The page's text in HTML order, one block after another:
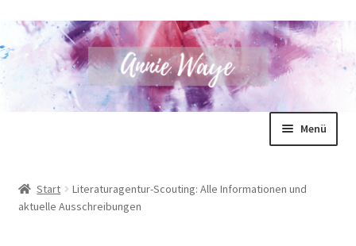
Menü
Bücher
Start
Literaturagentur-Scouting: Alle Informationen und
aktuelle Ausschreibungen